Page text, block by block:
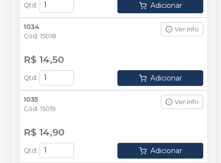
Qtd : Adicionar
1034
Cód. 15018
Ver info
R$ 14,50
Qtd : Adicionar
1035
Cód. 15019
Ver info
R$ 14,90
Qtd : Adicionar